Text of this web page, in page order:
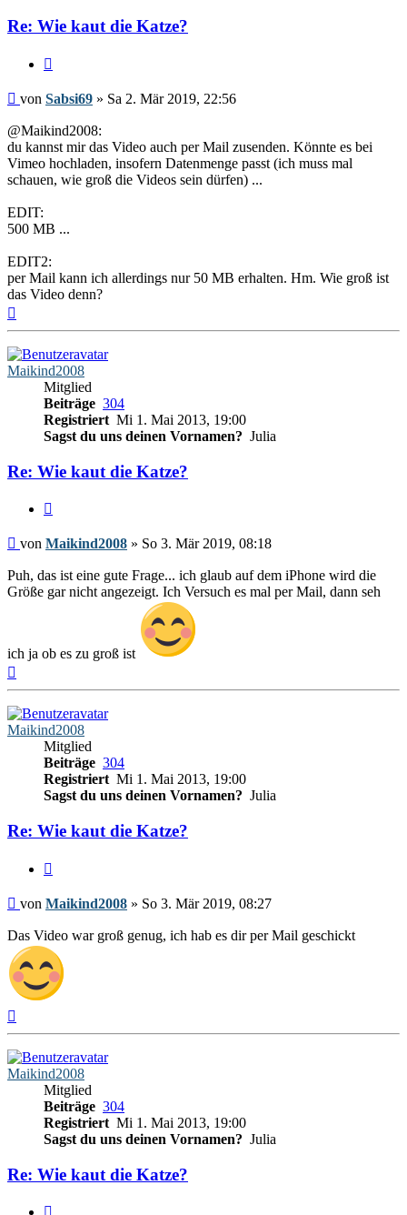
Re: Wie kaut die Katze?
Beitrag
von Sabsi69 » Sa 2. Mär 2019, 22:56
@Maikind2008:
du kannst mir das Video auch per Mail zusenden. Könnte es bei
Vimeo hochladen, insofern Datenmenge passt (ich muss mal
schauen, wie groß die Videos sein dürfen) ...
EDIT:
500 MB ...
EDIT2:
per Mail kann ich allerdings nur 50 MB erhalten. Hm. Wie groß ist
das Video denn?
Maikind2008
Mitglied
Beiträge 304
Registriert Mi 1. Mai 2013, 19:00
Sagst du uns deinen Vornamen? Julia
Re: Wie kaut die Katze?
Beitrag
von Maikind2008 » So 3. Mär 2019, 08:18
Puh, das ist eine gute Frage... ich glaub auf dem iPhone wird die
Größe gar nicht angezeigt. Ich Versuch es mal per Mail, dann seh
ich ja ob es zu groß ist
Maikind2008
Mitglied
Beiträge 304
Registriert Mi 1. Mai 2013, 19:00
Sagst du uns deinen Vornamen? Julia
Re: Wie kaut die Katze?
Beitrag
von Maikind2008 » So 3. Mär 2019, 08:27
Das Video war groß genug, ich hab es dir per Mail geschickt
Maikind2008
Mitglied
Beiträge 304
Registriert Mi 1. Mai 2013, 19:00
Sagst du uns deinen Vornamen? Julia
Re: Wie kaut die Katze?